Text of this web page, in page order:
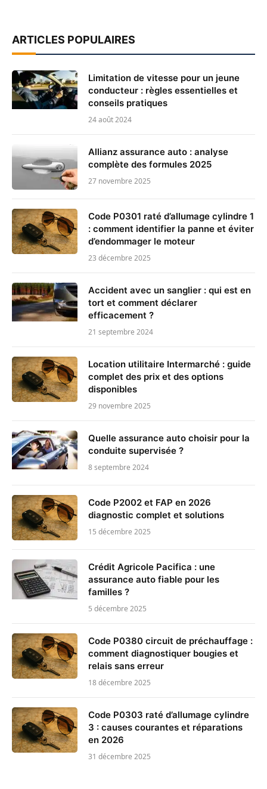
ARTICLES POPULAIRES
Limitation de vitesse pour un jeune
conducteur : règles essentielles et
conseils pratiques
24 août 2024
Allianz assurance auto : analyse
complète des formules 2025
27 novembre 2025
Code P0301 raté d’allumage cylindre 1
: comment identifier la panne et éviter
d’endommager le moteur
23 décembre 2025
Accident avec un sanglier : qui est en
tort et comment déclarer
efficacement ?
21 septembre 2024
Location utilitaire Intermarché : guide
complet des prix et des options
disponibles
29 novembre 2025
Quelle assurance auto choisir pour la
conduite supervisée ?
8 septembre 2024
Code P2002 et FAP en 2026
diagnostic complet et solutions
15 décembre 2025
Crédit Agricole Pacifica : une
assurance auto fiable pour les
familles ?
5 décembre 2025
Code P0380 circuit de préchauffage :
comment diagnostiquer bougies et
relais sans erreur
18 décembre 2025
Code P0303 raté d’allumage cylindre
3 : causes courantes et réparations
en 2026
31 décembre 2025